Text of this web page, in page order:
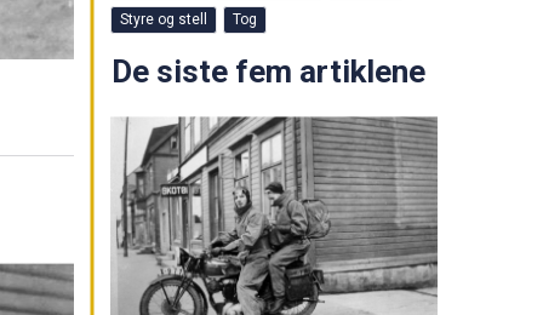
Styre og stell
Tog
De siste fem artiklene